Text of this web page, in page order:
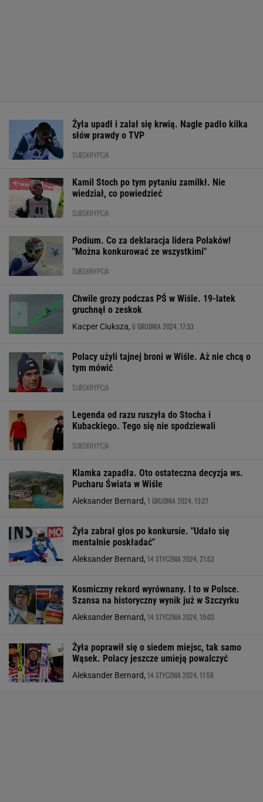
Żyła upadł i zalał się krwią. Nagle padło kilka
słów prawdy o TVP
SUBSKRYPCJA
Kamil Stoch po tym pytaniu zamilkł. Nie
wiedział, co powiedzieć
SUBSKRYPCJA
Podium. Co za deklaracja lidera Polaków!
"Można konkurować ze wszystkimi"
SUBSKRYPCJA
Chwile grozy podczas PŚ w Wiśle. 19-latek
gruchnął o zeskok
Kacper Ciuksza, 6 GRUDNIA 2024, 17:33
Polacy użyli tajnej broni w Wiśle. Aż nie chcą o
tym mówić
SUBSKRYPCJA
Legenda od razu ruszyła do Stocha i
Kubackiego. Tego się nie spodziewali
SUBSKRYPCJA
Klamka zapadła. Oto ostateczna decyzja ws.
Pucharu Świata w Wiśle
Aleksander Bernard, 1 GRUDNIA 2024, 13:27
Żyła zabrał głos po konkursie. "Udało się
mentalnie poskładać"
Aleksander Bernard, 14 STYCZNIA 2024, 21:53
Kosmiczny rekord wyrównany. I to w Polsce.
Szansa na historyczny wynik już w Szczyrku
Aleksander Bernard, 14 STYCZNIA 2024, 19:03
Żyła poprawił się o siedem miejsc, tak samo
Wąsek. Polacy jeszcze umieją powalczyć
Aleksander Bernard, 14 STYCZNIA 2024, 17:58